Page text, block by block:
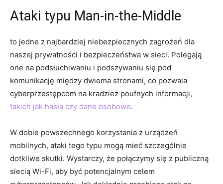
Ataki typu Man-in-the-Middle
to jedne z najbardziej niebezpiecznych zagrożeń dla
naszej prywatności i bezpieczeństwa w sieci. Polegają
one na podsłuchiwaniu i podszywaniu się pod
komunikację między dwiema stronami, co pozwala
cyberprzestępcom na kradzież poufnych informacji,
takich jak hasła czy dane osobowe.
W dobie powszechnego korzystania z urządzeń
mobilnych, ataki tego typu mogą mieć szczególnie
dotkliwe skutki. Wystarczy, że połączymy się z publiczną
siecią Wi-Fi, aby być potencjalnym celem